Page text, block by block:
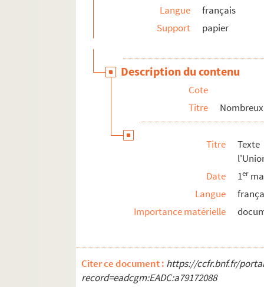
Langue
français
Support
papier
Description du contenu
Cote
Titre
Titre
Date
1er
Langue
Importance matérielle
Citer ce document : https://ccfr.bnf.fr/
record=eadcgm:EADC:a79172088